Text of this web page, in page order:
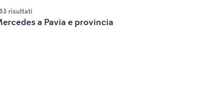
risultati
a Pavia e provincia